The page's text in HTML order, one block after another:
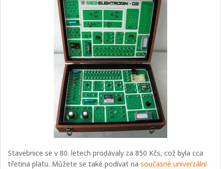
Stavebnice se v 80. letech prodávaly za 850 Kčs, což byla cca
třetina platu. Můžete se také podívat nasoučasné univerzální